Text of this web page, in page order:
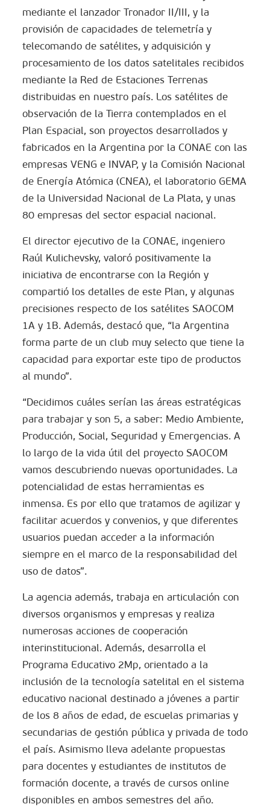
mediante el lanzador Tronador II/III, y la
provisión de capacidades de telemetría y
telecomando de satélites, y adquisición y
procesamiento de los datos satelitales recibidos
mediante la Red de Estaciones Terrenas
distribuidas en nuestro país. Los satélites de
observación de la Tierra contemplados en el
Plan Espacial, son proyectos desarrollados y
fabricados en la Argentina por la CONAE con las
empresas VENG e INVAP, y la Comisión Nacional
de Energía Atómica (CNEA), el laboratorio GEMA
de la Universidad Nacional de La Plata, y unas
80 empresas del sector espacial nacional.
El director ejecutivo de la CONAE, ingeniero
Raúl Kulichevsky, valoró positivamente la
iniciativa de encontrarse con la Región y
compartió los detalles de este Plan, y algunas
precisiones respecto de los satélites SAOCOM
1A y 1B. Además, destacó que, “la Argentina
forma parte de un club muy selecto que tiene la
capacidad para exportar este tipo de productos
al mundo”.
“Decidimos cuáles serían las áreas estratégicas
para trabajar y son 5, a saber: Medio Ambiente,
Producción, Social, Seguridad y Emergencias. A
lo largo de la vida útil del proyecto SAOCOM
vamos descubriendo nuevas oportunidades. La
potencialidad de estas herramientas es
inmensa. Es por ello que tratamos de agilizar y
facilitar acuerdos y convenios, y que diferentes
usuarios puedan acceder a la información
siempre en el marco de la responsabilidad del
uso de datos”.
La agencia además, trabaja en articulación con
diversos organismos y empresas y realiza
numerosas acciones de cooperación
interinstitucional. Además, desarrolla el
Programa Educativo 2Mp, orientado a la
inclusión de la tecnología satelital en el sistema
educativo nacional destinado a jóvenes a partir
de los 8 años de edad, de escuelas primarias y
secundarias de gestión pública y privada de todo
el país. Asimismo lleva adelante propuestas
para docentes y estudiantes de institutos de
formación docente, a través de cursos online
disponibles en ambos semestres del año.